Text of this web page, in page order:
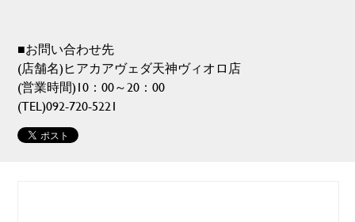
■お問い合わせ先
(店舗名)ヒアカアヴェダ天神ヴィオロ店
(営業時間)10：00～20：00
(TEL)092-720-5221